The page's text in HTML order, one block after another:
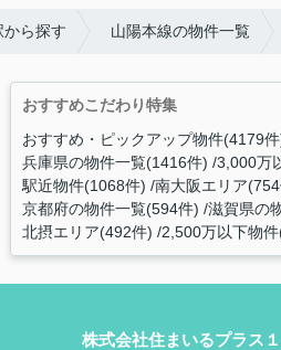
ら探す 山陽本線の物件一覧
おすすめこだわり特集
おすすめ・ピックアップ物件(4179
兵庫県の物件一覧(1416件) 3,000万
駅近物件(1068件) 南大阪エリア
京都府の物件一覧(594件) 滋賀県の
北摂エリア(492件) 2,500万以下物
株式会社住まいるプラス